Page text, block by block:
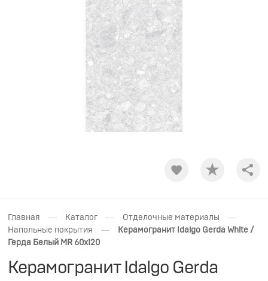
Главная — Каталог — Отделочные материалы —
Напольные покрытия —
Керамогранит Idalgo Gerda White /
Герда Белый MR 60x120
Керамогранит Idalgo Gerda